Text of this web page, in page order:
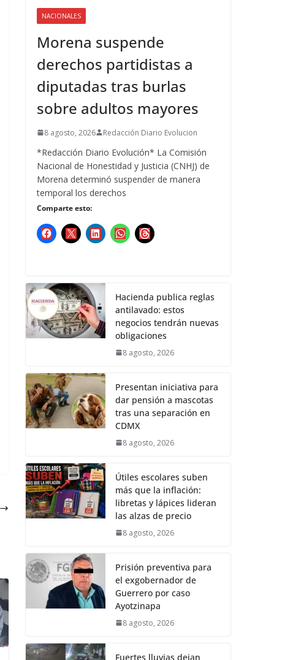
NACIONALES
Morena suspende
derechos partidistas a
diputadas tras burlas
sobre adultos mayores
8 agosto, 2026 Redacción Diario Evolucion
*Redacción Diario Evolución* La Comisión
Nacional de Honestidad y Justicia (CNHJ) de
Morena determinó suspender de manera
temporal los derechos
Comparte esto:
Hacienda publica reglas
antilavado: estos
negocios tendrán nuevas
obligaciones
8 agosto, 2026
Presentan iniciativa para
dar pensión a mascotas
tras una separación en
CDMX
8 agosto, 2026
Útiles escolares suben
más que la inflación:
libretas y lápices lideran
las alzas de precio
8 agosto, 2026
Prisión preventiva para
el exgobernador de
Guerrero por caso
Ayotzinapa
8 agosto, 2026
Fuertes lluvias dejan